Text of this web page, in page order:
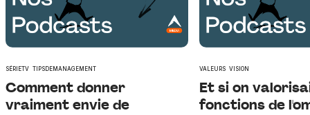
SÉRIETV TIPSDEMANAGEMENT
Comment donner
vraiment envie de
VALEURS VISION
Et si on
fonctions de